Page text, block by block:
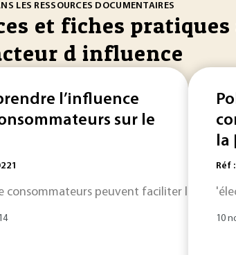
LES RESSOURCES DOCUMENTAIRES
et fiches pratiques
d influence
pneu standard de véhicule léger.
l’influence
sur le
consommateurs peuvent faciliter la
la
Réf
10